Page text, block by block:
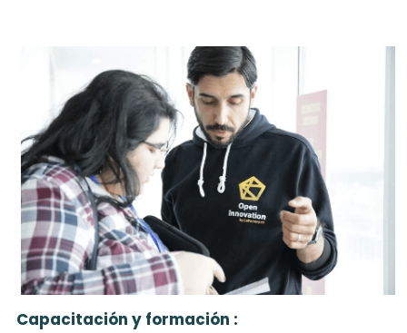
Capacitación y formación :